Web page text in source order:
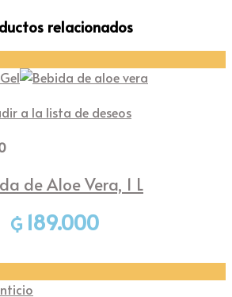
relacionados
a la lista de deseos
de Aloe Vera, 1 L
₲ 189.000